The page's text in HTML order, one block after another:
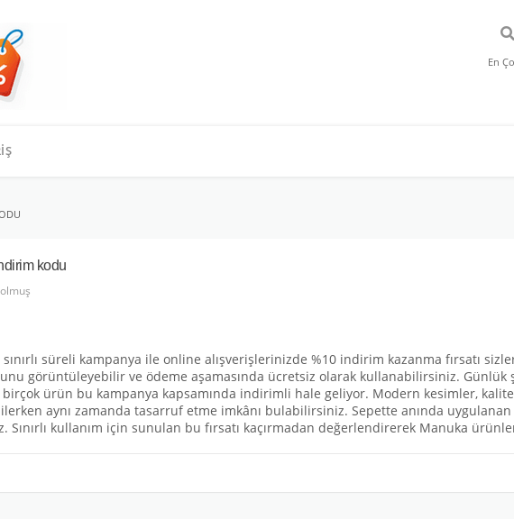
En
kodu
süreli kampanya ile online alışverişlerinizde %10 indirim kazanma fırsatı
görüntüleyebilir ve ödeme aşamasında ücretsiz olarak kullanabilirsiniz. Günlük
ürün bu kampanya kapsamında indirimli hale geliyor. Modern kesimler,
aynı zamanda tasarruf etme imkânı bulabilirsiniz. Sepette anında
Sınırlı kullanım için sunulan bu fırsatı kaçırmadan değerlendirerek Manuka